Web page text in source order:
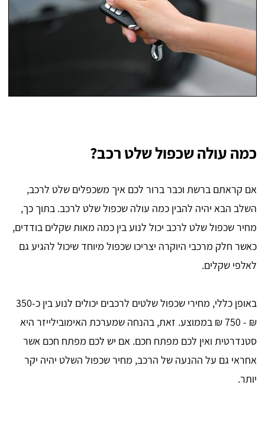
כמה עולה שכפול שלט רכב?
אם קראתם ברשת וכבר ברור לכם איך משכפלים שלט לרכב,
השלב הבא יהיה להבין כמה עולה שכפול שלט לרכב. בתוך כך,
מחיר שכפול שלט לרכב יכול לנוע בין כמה מאות שקלים בודדים,
כאשר חלק מרכבי היוקרה יצריכו שכפול מיוחד שיכול להגיע גם
לאלפי שקלים.
באופן כללי, מחירי שכפול שלטים לרכבים יכולים לנוע בין כ-350
₪ - 750 ₪ בממוצע. זאת, בהנחה שמערכת האימובילייזר היא
סטנדרטית ואין לכם מפתח חכם. אם יש לכם מפתח חכם אשר
אחראי גם על ההנעה של הרכב, מחיר שכפול השלט יהיה יקר
יותר.